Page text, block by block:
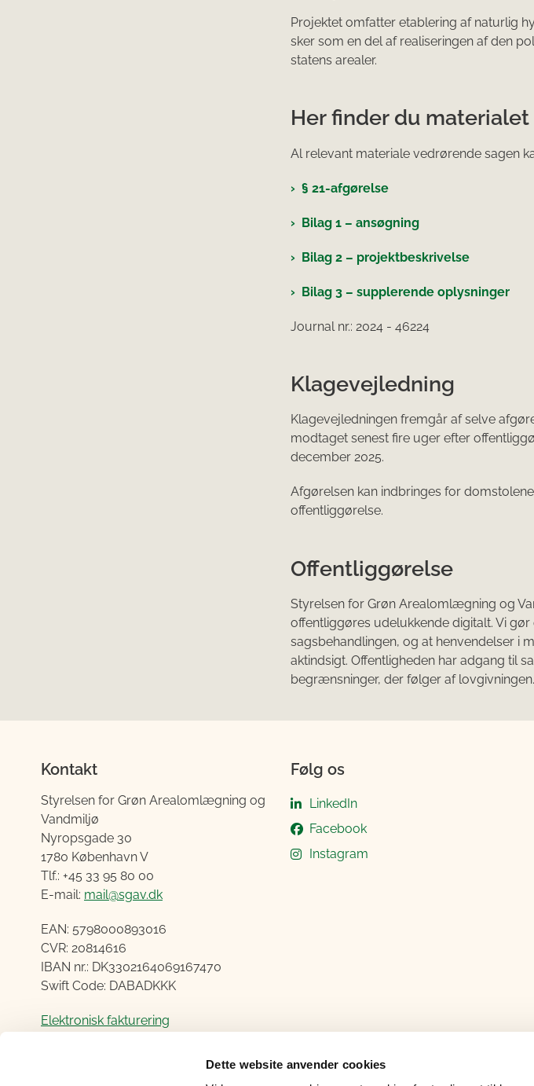
Dette website anvender cookies
Projektet omfatter etablering af naturlig
sker som en del af realiseringen af den
statens arealer.
Her finder du materialet
Al relevant materiale vedrørende sagen
§ 21-afgørelse
Bilag 1 – ansøgning
Bilag 2 – projektbeskrivelse
Bilag 3 – supplerende oplysninger
Journal nr.: 2024 - 46224
Klagevejledning
Klagevejledningen fremgår af selve
modtaget senest fire uger efter
december 2025.
Afgørelsen kan indbringes for
offentliggørelse.
Offentliggørelse
Styrelsen for Grøn Arealomlægning og
offentliggøres udelukkende digitalt. Vi
sagsbehandlingen, og at henvendelser i
aktindsigt. Offentligheden har adgang til
begrænsninger, der følger af lovgivningen.
Kontakt
Styrelsen for Grøn Arealomlægning og
Vandmiljø
Nyropsgade 30
1780 København V
Tlf.: +45 33 95 80 00
E-mail: mail@sgav.dk
EAN: 5798000893016
CVR: 20814616
IBAN nr.: DK3302164069167470
Swift Code: DABADKKK
Elektronisk fakturering
Følg os
LinkedIn
Facebook
Instagram